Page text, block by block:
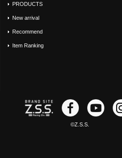
PRODUCTS
New arrival
Recommend
Item Ranking
©Z.S.S.